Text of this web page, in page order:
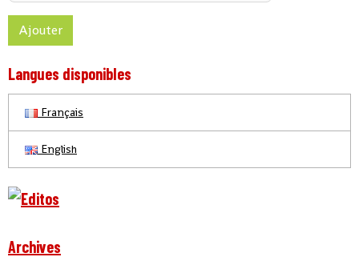
Ajouter
Langues disponibles
Français
English
Archives